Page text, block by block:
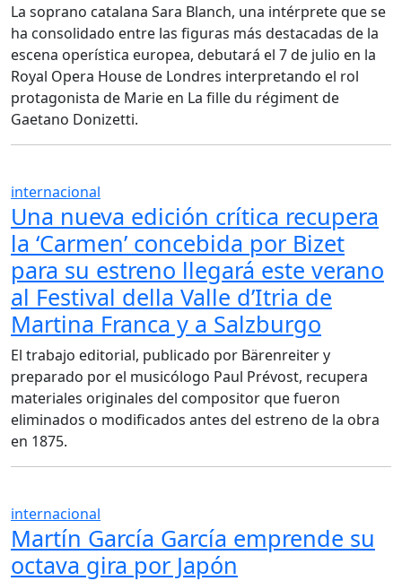
La soprano catalana Sara Blanch, una intérprete que se
ha consolidado entre las figuras más destacadas de la
escena operística europea, debutará el 7 de julio en la
Royal Opera House de Londres interpretando el rol
protagonista de Marie en La fille du régiment de
Gaetano Donizetti.
internacional
Una nueva edición crítica recupera
la ‘Carmen’ concebida por Bizet
para su estreno llegará este verano
al Festival della Valle d’Itria de
Martina Franca y a Salzburgo
El trabajo editorial, publicado por Bärenreiter y
preparado por el musicólogo Paul Prévost, recupera
materiales originales del compositor que fueron
eliminados o modificados antes del estreno de la obra
en 1875.
internacional
Martín García García emprende su
octava gira por Japón